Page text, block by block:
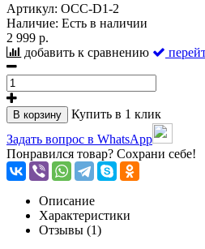
Артикул: OCC-D1-2
Наличие: Есть в наличии
2 999 р.
добавить к сравнению
В корзину
Купить в 1 клик
Задать вопрос в WhatsApp
Понравился товар? Сохрани себе!
Описание
Характеристики
Отзывы (1)